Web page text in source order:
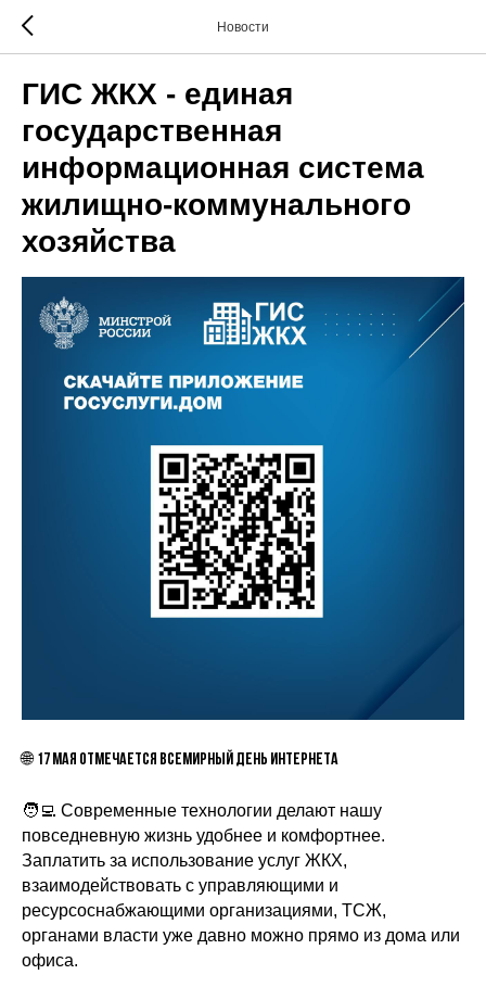
Новости
ГИС ЖКХ - единая
государственная
информационная система
жилищно-коммунального
хозяйства
🌐17 мая отмечается Всемирный День Интернета
🧑‍💻 Современные технологии делают нашу
повседневную жизнь удобнее и комфортнее.
Заплатить за использование услуг ЖКХ,
взаимодействовать с управляющими и
ресурсоснабжающими организациями, ТСЖ,
органами власти уже давно можно прямо из дома или
офиса.